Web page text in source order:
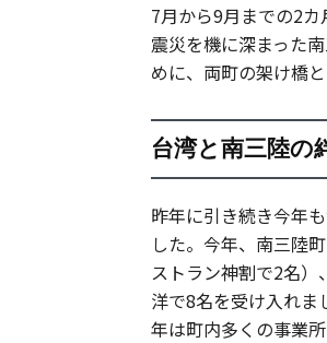
7月から9月までの2カ
震災を機に深まった
めに、両町の架け橋
台湾と南三陸の
昨年に引き続き今年
した。今年、南三陸
ストラン神割で2名
洋で8名を受け入れ
年は町内多くの事業